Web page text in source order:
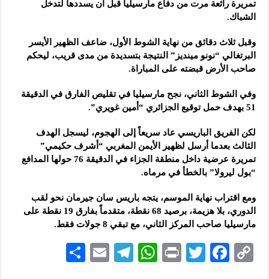
تمريرة رائعة مرت من دفاع مارسيليا قبل أن يسددها لتدخل
الشباك.
وقبل ثلاث دقائق من نهاية الشوط الأول، ضاعف الظهير الأيسر
البرتغالي “نونو مينديز” النتيجة بتسديدة من مدى قريب، ليحكم
صاحب الأرض قبضته على المباراة.
وفي الشوط الثاني، نجح مارسيليا في تقليص الفارق في الدقيقة
51 بهدف حمل توقيع الجزائري “أمين غويري”.
لكن الفريق الباريسي عاد سريعاً إلى الهجوم، ليسجل الهدف
الثالث بعدما أرسل لظهير الأيمن المغربي “أشرف حكيمي”
تمريرة عرضية داخل منطقة الجزاء في الدقيقة 76 حولها المدافع
“بول ليرولا” بالخطأ في مرماه.
ومع اقتراب نهاية الموسم، يتجه باريس سان جيرمان نحو لقب
الدوري، بلا هزيمة، برصيد 68 نقطة، متقدماً بفارق 19 نقطة على
مارسيليا صاحب المركز الثاني، مع تبقي 8 جولات فقط.
C
F
T
P
W
Te
E